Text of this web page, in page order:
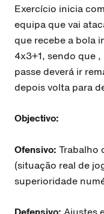
Exercício inicia
equipa que vai
que recebe a bola
4x3+1, sendo que ,
passe deverá ir
depois volta para
Objectivo:
Ofensivo: Trabalho
(situação real de
superioridade